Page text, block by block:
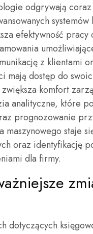
odgrywają
efektywność
z klientami
mają dostęp do
komfort
analityczne, które
prognozowanie
maszynowego staje
oraz identyfikację
dla firmy.
dotyczących